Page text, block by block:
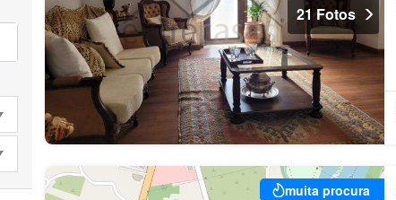
21 Fotos
muita procura